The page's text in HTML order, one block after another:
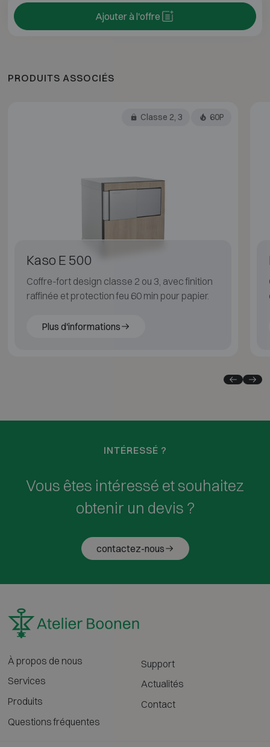
Ajouter à l'offre
PRODUITS ASSOCIÉS
Classe 2, 3 60P
Kaso E 500
Coffre-fort design classe 2 ou 3, avec finition
raffinée et protection feu 60 min pour papier.
Plus d'informations
INTÉRESSÉ ?
Vous êtes intéressé et souhaitez
obtenir un devis ?
contactez-nous
À propos de nous
Services
Produits
Questions fréquentes
Support
Actualités
Contact